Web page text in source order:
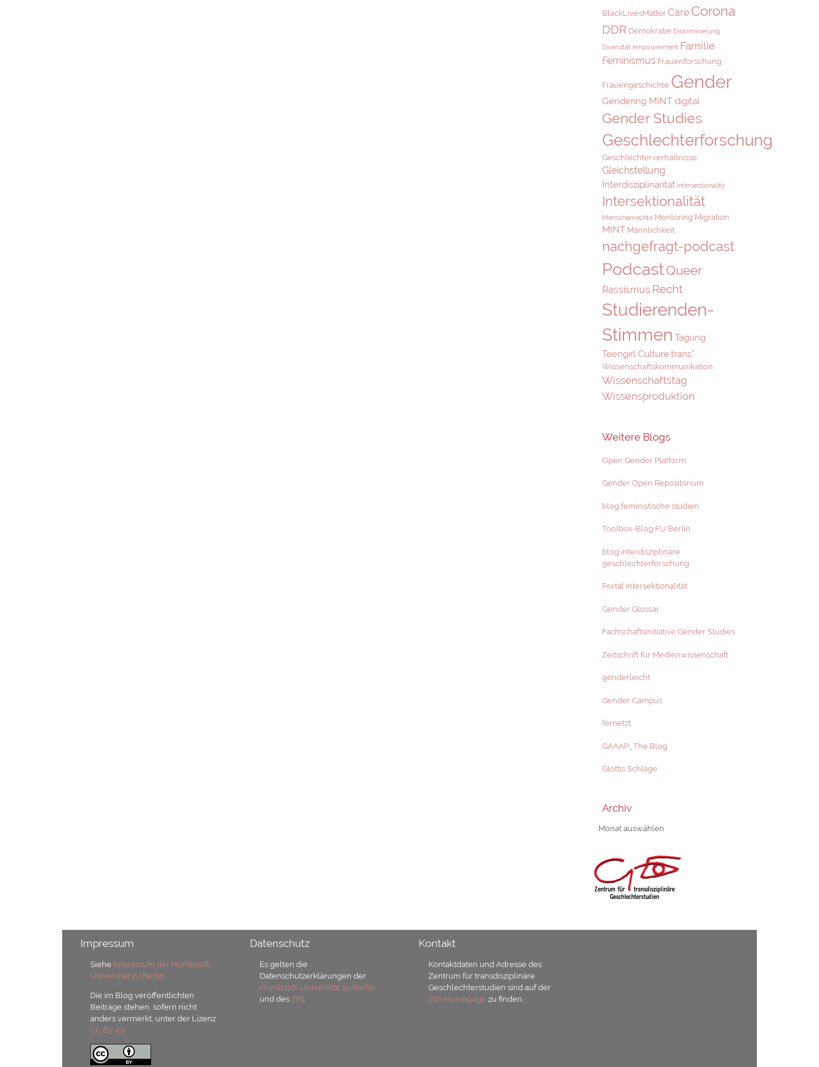
BlackLivesMatter Care Corona
DDR Demokratie Diskriminierung
Diversität empowerment Familie
Feminismus Frauenforschung
Frauengeschichte Gender
Gendering MINT digital
Gender Studies
Geschlechterforschung
Geschlechterverhältnisse
Gleichstellung
Interdisziplinarität intersectionality
Intersektionalität
Menschenrechte Mentoring Migration
MINT Männlichkeit
nachgefragt-podcast
PodcastQueer
Rassismus Recht
Studierenden-
Stimmen Tagung
Teengirl Culturetrans*
Wissenschaftskommunikation
Wissenschaftstag
Wissensproduktion
Weitere Blogs
Open Gender Platform
Gender Open Repositorium
blog feministische studien
Toolbox-Blog FU Berlin
blog interdisziplinäre
geschlechterforschung
Portal Intersektionalität
Gender Glossar
Fachschaftsinitiative Gender Studies
Zeitschrift für Medienwissenschaft
genderleicht
Gender Campus
fernetzt
GAAAP_The Blog
Glottis Schläge
Archiv
Archiv
Impressum
Siehe Impressum der Humboldt-
Universität zu Berlin
Die im Blog veröffentlichten
Beiträge stehen, sofern nicht
anders vermerkt, unter der Lizenz
CC BY 4.0.
Datenschutz
Es gelten die
Datenschutzerklärungen der
Humboldt-Universität zu Berlin
und des ZtG.
Kontakt
Kontaktdaten und Adresse des
Zentrum für transdisziplinäre
Geschlechterstudien sind auf der
ZtG-Homepagezu finden.